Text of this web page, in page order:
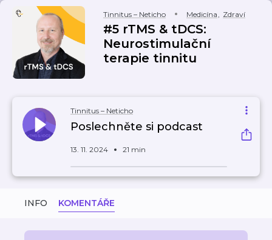
Tinnitus – Neticho Medicína, Zdraví
#5 rTMS & tDCS:
Neurostimulační
terapie tinnitu
Tinnitus – Neticho
Poslechněte si podcast
13. 11. 2024 21 min
INFO KOMENTÁŘE